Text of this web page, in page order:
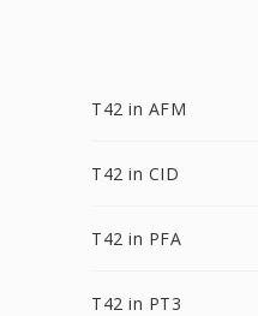
T42 in AFM
T42 in CID
T42 in PFA
T42 in PT3